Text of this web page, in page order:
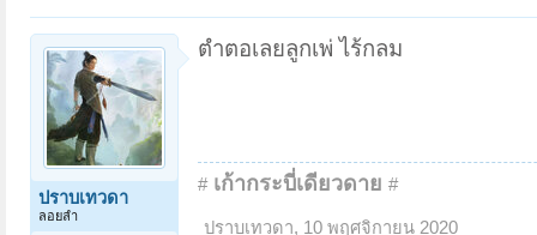
ปราบเทวดา
ลอยลำ
ตำตอเลยลูกเพ่ ไร้กลม
#เก้ากระบี่เดียวดาย #
ปราบเทวดา, 10 พฤศจิกายน 2020